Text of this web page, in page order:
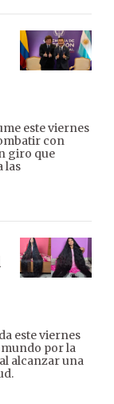
este viernes
con
giro que
las
este viernes
por la
alcanzar una